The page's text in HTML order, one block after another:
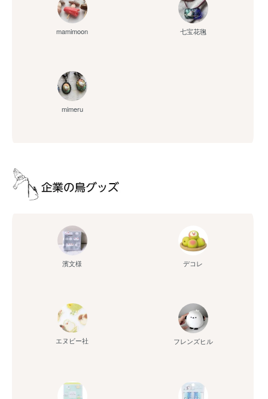
mamimoon 七宝花毱
mimeru
濱文様 デコレ
エヌビー社 フレンズヒル